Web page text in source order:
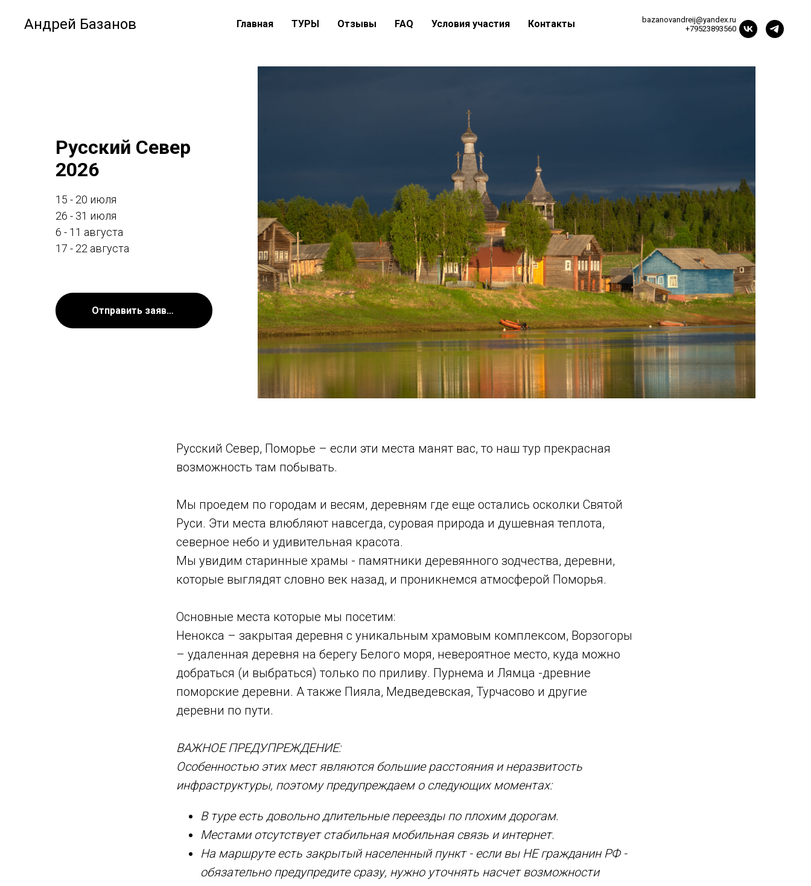
Андрей Базанов Главная ТУРЫ Отзывы FAQ Условия участия Контакты
bazanovandreij@yandex.ru
+79523893560
Русский Север
2026
15 - 20 июля
26 - 31 июля
6 - 11 августа
17 - 22 августа
Отправить заявку
Русский Север, Поморье – если эти места манят вас, то наш тур прекрасная
возможность там побывать.
Мы проедем по городам и весям, деревням где еще остались осколки Святой
Руси. Эти места влюбляют навсегда, суровая природа и душевная теплота,
северное небо и удивительная красота.
Мы увидим старинные храмы - памятники деревянного зодчества, деревни,
которые выглядят словно век назад, и проникнемся атмосферой Поморья.
Основные места которые мы посетим:
Ненокса – закрытая деревня с уникальным храмовым комплексом, Ворзогоры
– удаленная деревня на берегу Белого моря, невероятное место, куда можно
добраться (и выбраться) только по приливу. Пурнема и Лямца -древние
поморские деревни. А также Пияла, Медведевская, Турчасово и другие
деревни по пути.
ВАЖНОЕ ПРЕДУПРЕЖДЕНИЕ:
Особенностью этих мест являются большие расстояния и неразвитость
инфраструктуры, поэтому предупреждаем о следующих моментах:
В туре есть довольно длительные переезды по плохим дорогам.
Местами отсутствует стабильная мобильная связь и интернет.
На маршруте есть закрытый населенный пункт - если вы НЕ гражданин РФ -
обязательно предупредите сразу, нужно уточнять насчет возможности